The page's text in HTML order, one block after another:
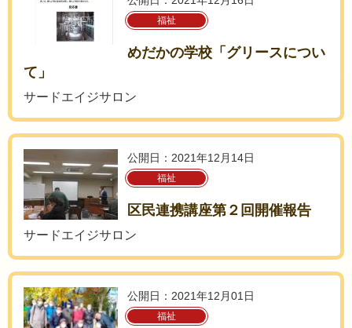
福祉
めだかの学校「グリースについ
て」
サードエイジサロン
公開日：2021年12月14日
福祉
区民連携講座第２回開催報告
サードエイジサロン
公開日：2021年12月01日
福祉